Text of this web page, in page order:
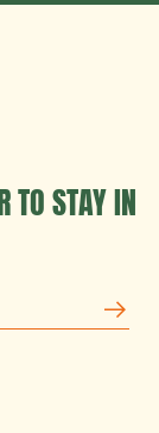
TO STAY IN